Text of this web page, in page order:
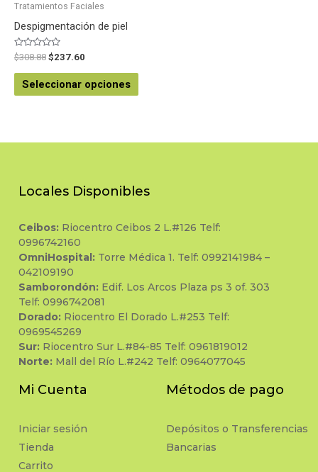
Tratamientos Faciales
Despigmentación de piel
Valorado
en
0
de
$308.88 $237.60
Seleccionar opciones
Locales Disponibles
Ceibos: Riocentro Ceibos 2 L.#126 Telf:
0996742160
OmniHospital: Torre Médica 1. Telf: 0992141984 –
042109190
Samborondón: Edif. Los Arcos Plaza ps 3 of. 303
Telf: 0996742081
Dorado: Riocentro El Dorado L.#253 Telf:
0969545269
Sur: Riocentro Sur L.#84-85 Telf: 0961819012
Norte: Mall del Río L.#242 Telf: 0964077045
Mi Cuenta
Iniciar sesión
Tienda
Carrito
Métodos de pago
Depósitos o Transferencias
Bancarias